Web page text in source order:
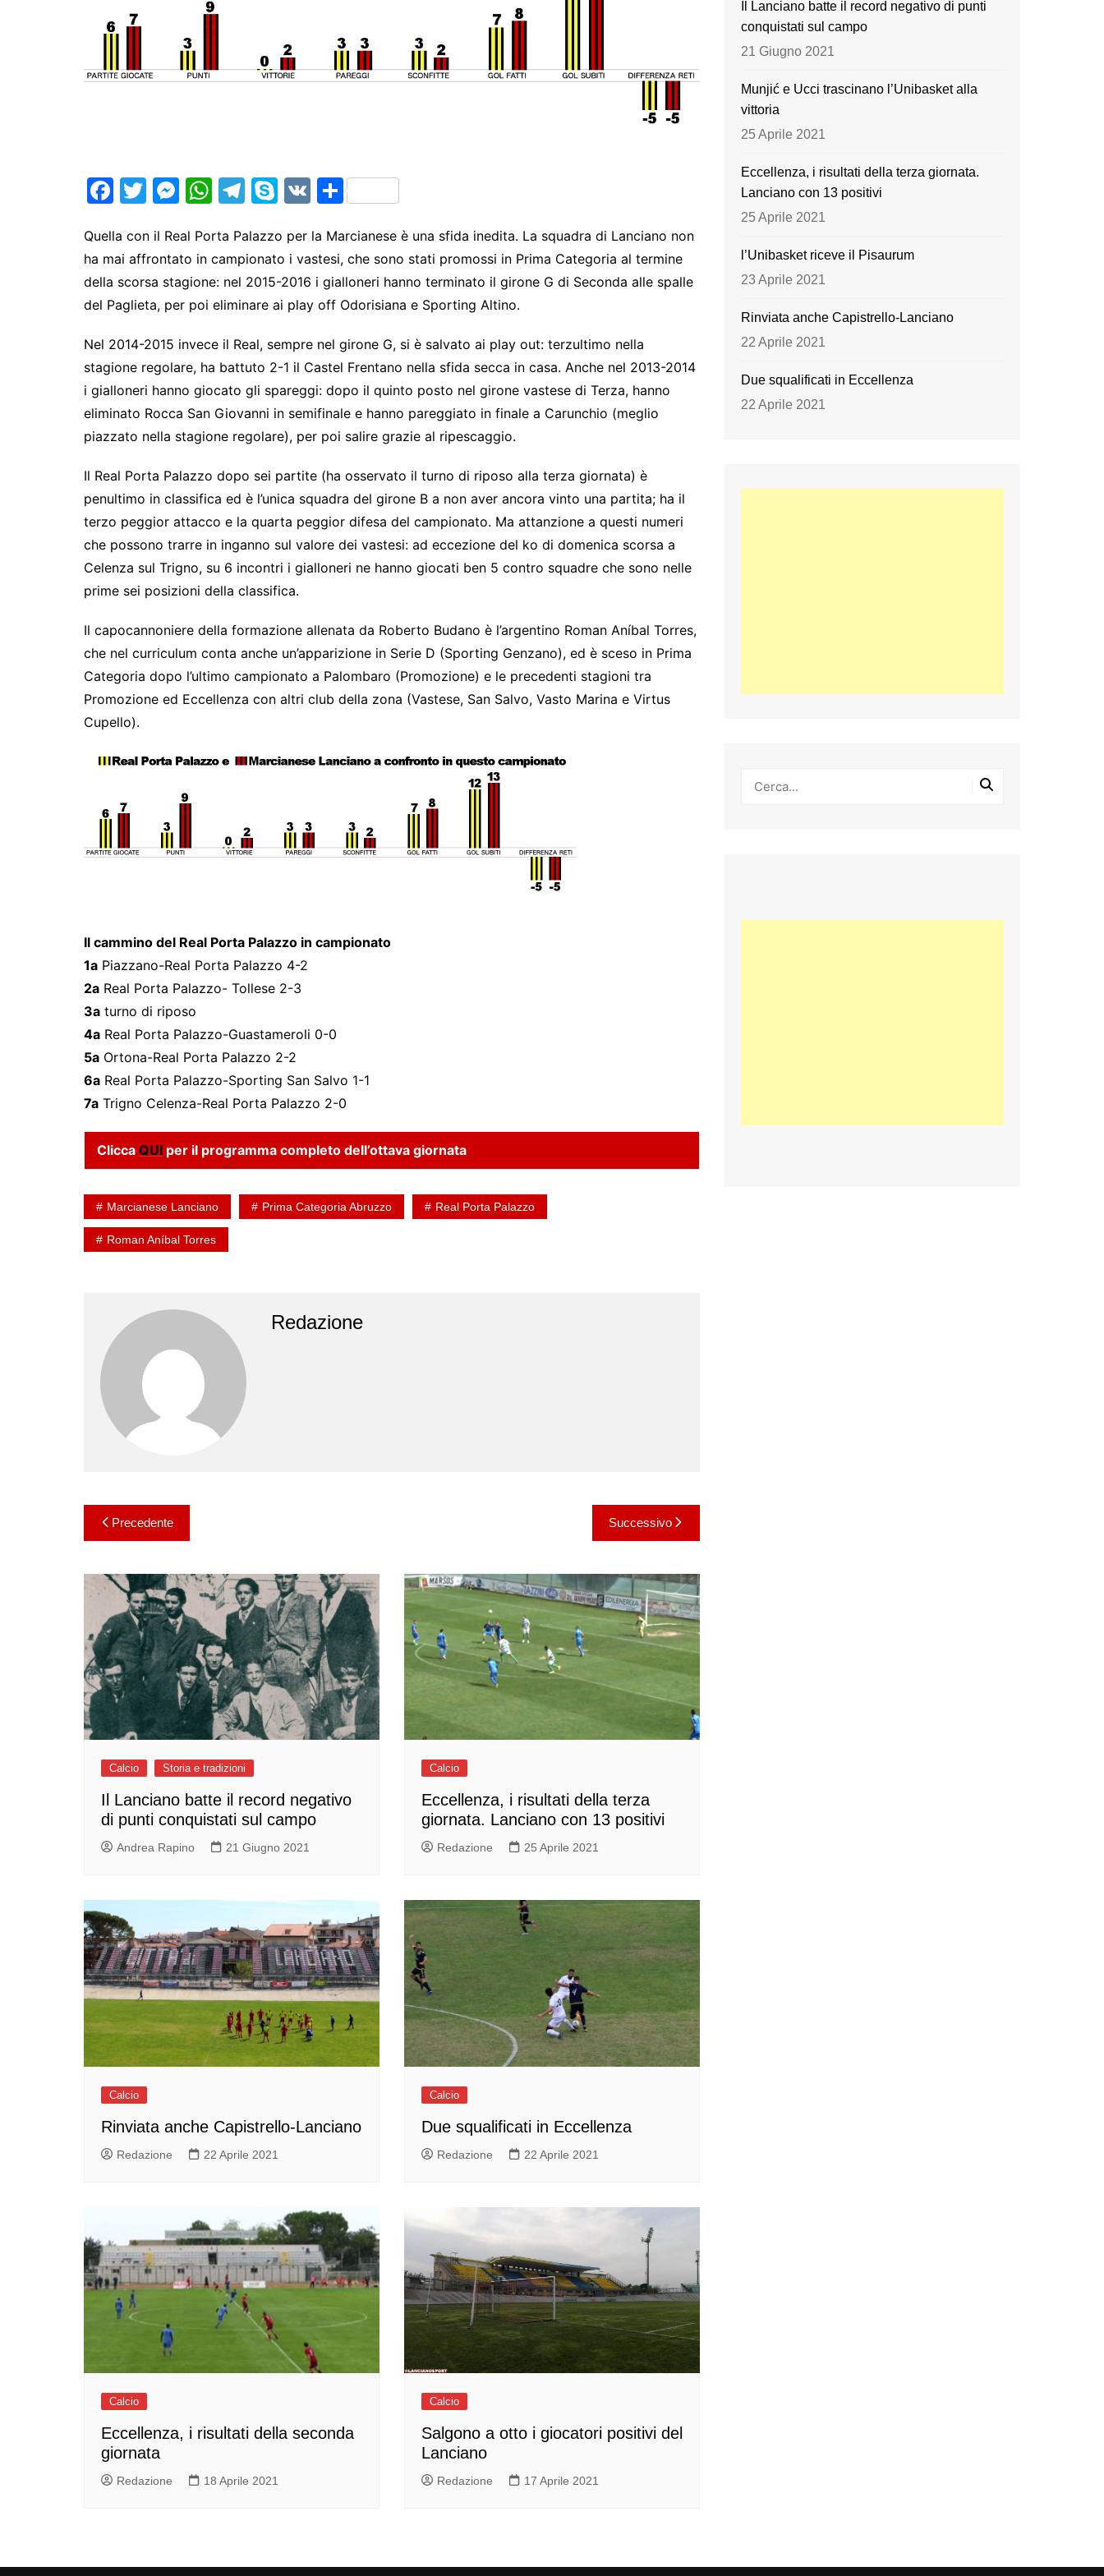
F
c
e
b
o
o
k
T
itt
er
M
s
s
e
n
g
er
W
at
s
A
p
p
T
e
gr
a
m
S
y
p
e
V S
ar
e
Quella con il Real Porta Palazzo per la Marcianese è una sfida inedita. La squadra di Lanciano non
ha mai affrontato in campionato i vastesi, che sono stati promossi in Prima Categoria al termine
della scorsa stagione: nel 2015-2016 i gialloneri hanno terminato il girone G di Seconda alle spalle
del Paglieta, per poi eliminare ai play off Odorisiana e Sporting Altino.
Nel 2014-2015 invece il Real, sempre nel girone G, si è salvato ai play out: terzultimo nella
stagione regolare, ha battuto 2-1 il Castel Frentano nella sfida secca in casa. Anche nel 2013-2014
i gialloneri hanno giocato gli spareggi: dopo il quinto posto nel girone vastese di Terza, hanno
eliminato Rocca San Giovanni in semifinale e hanno pareggiato in finale a Carunchio (meglio
piazzato nella stagione regolare), per poi salire grazie al ripescaggio.
Il Real Porta Palazzo dopo sei partite (ha osservato il turno di riposo alla terza giornata) è
penultimo in classifica ed è l’unica squadra del girone B a non aver ancora vinto una partita; ha il
terzo peggior attacco e la quarta peggior difesa del campionato. Ma attanzione a questi numeri
che possono trarre in inganno sul valore dei vastesi: ad eccezione del ko di domenica scorsa a
Celenza sul Trigno, su 6 incontri i gialloneri ne hanno giocati ben 5 contro squadre che sono nelle
prime sei posizioni della classifica.
Il capocannoniere della formazione allenata da Roberto Budano è l’argentino Roman Aníbal Torres,
che nel curriculum conta anche un’apparizione in Serie D (Sporting Genzano), ed è sceso in Prima
Categoria dopo l’ultimo campionato a Palombaro (Promozione) e le precedenti stagioni tra
Promozione ed Eccellenza con altri club della zona (Vastese, San Salvo, Vasto Marina e Virtus
Cupello).
Il cammino del Real Porta Palazzo in campionato
1a Piazzano-Real Porta Palazzo 4-2
2a Real Porta Palazzo- Tollese 2-3
3a turno di riposo
4a Real Porta Palazzo-Guastameroli 0-0
5a Ortona-Real Porta Palazzo 2-2
6a Real Porta Palazzo-Sporting San Salvo 1-1
7a Trigno Celenza-Real Porta Palazzo 2-0
Clicca QUI per il programma completo dell’ottava giornata
Marcianese Lanciano Prima Categoria Abruzzo Real Porta Palazzo
Roman Aníbal Torres
Redazione
Navigazione
articoli
Precedente Successivo
Calcio Storia e tradizioni
Il Lanciano batte il record negativo
di punti conquistati sul campo
Andrea Rapino 21 Giugno 2021
Calcio
Eccellenza, i risultati della terza
giornata. Lanciano con 13 positivi
Redazione 25 Aprile 2021
Calcio
Rinviata anche Capistrello-Lanciano
Redazione 22 Aprile 2021
Calcio
Due squalificati in Eccellenza
Redazione 22 Aprile 2021
Calcio
Eccellenza, i risultati della seconda
giornata
Redazione 18 Aprile 2021
Calcio
Salgono a otto i giocatori positivi del
Lanciano
Redazione 17 Aprile 2021
o
k
e
Il Lanciano batte il record negativo di punti
conquistati sul campo
21 Giugno 2021
Munjić e Ucci trascinano l’Unibasket alla
vittoria
25 Aprile 2021
Eccellenza, i risultati della terza giornata.
Lanciano con 13 positivi
25 Aprile 2021
l’Unibasket riceve il Pisaurum
23 Aprile 2021
Rinviata anche Capistrello-Lanciano
22 Aprile 2021
Due squalificati in Eccellenza
22 Aprile 2021